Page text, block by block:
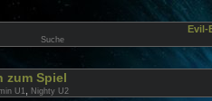
Evil-
Suche
zum Spiel
U1 Nighty U2